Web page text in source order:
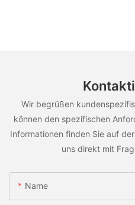
Wir begrüßen
können den spezifischen
Informationen finden Sie auf
uns direkt mit
Name